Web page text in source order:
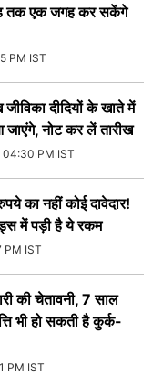
तक एक जगह कर सकेंगे
PM IST
दीदियों के खाते में
नोट कर लें तारीख
PM IST
का नहीं कोई दावेदार!
में पड़ी है ये रकम
PM IST
की चेतावनी, 7 साल
भी हो सकती है कुर्क-
PM IST